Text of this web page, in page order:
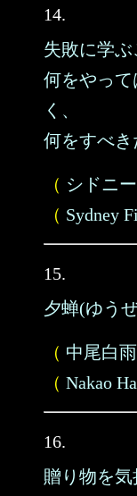
14.
失敗に学ぶ
何をやっ
く、
何をすべき
（ シドニ
（ Sydney
15.
夕蝉(ゆう
（ 中尾白雨
（ Nakao
16.
贈り物を